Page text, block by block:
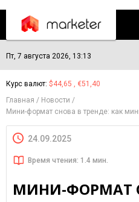
Пт, 7 августа 2026, 13:13
Курс валют: $44,65 , €51,40
Главная
Новости
Мини-формат снова в тренде: как
24.09.2025
Время чтения: 1.4 мин.
МИНИ-ФОРМАТ